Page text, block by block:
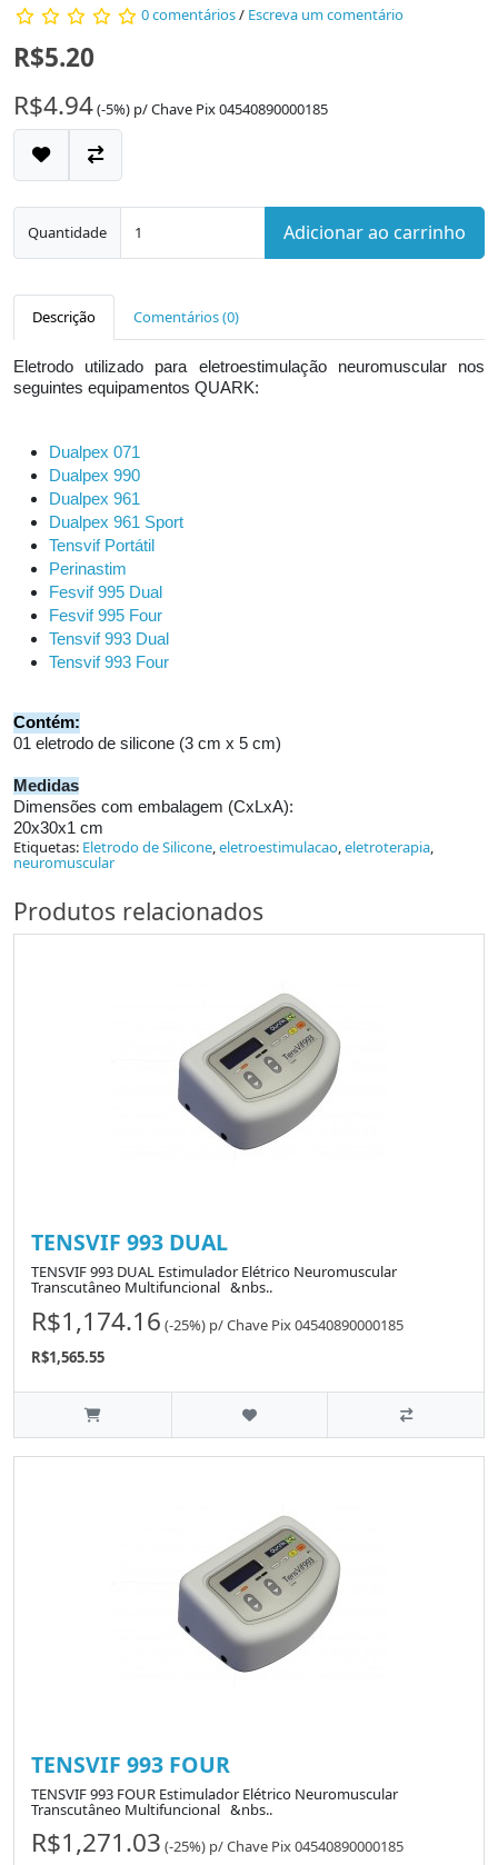
0 comentários/ Escreva um comentário
R$5.20
R$4.94(-5%) p/Chave Pix 04540890000185
Quantidade Adicionar ao carrinho
Descrição Comentários (0)
Eletrodo utilizado para eletroestimulação neuromuscular nos
seguintes equipamentos QUARK:
Dualpex 071
Dualpex 990
Dualpex 961
Dualpex 961 Sport
Tensvif Portátil
Perinastim
Fesvif 995 Dual
Fesvif 995 Four
Tensvif 993 Dual
Tensvif 993 Four
Contém:
01 eletrodo de silicone (3 cm x 5 cm)
Medidas
Dimensões com embalagem (CxLxA):
20x30x1 cm
Etiquetas: Eletrodo de Silicone,eletroestimulacao,eletroterapia,
neuromuscular
Produtos relacionados
TENSVIF 993 DUAL
TENSVIF 993 DUAL Estimulador Elétrico Neuromuscular
Transcutâneo Multifuncional &nbs..
R$1,174.16 (-25%) p/Chave Pix 04540890000185
R$1,565.55
TENSVIF 993 FOUR
TENSVIF 993 FOUR Estimulador Elétrico Neuromuscular
Transcutâneo Multifuncional &nbs..
R$1,271.03 (-25%) p/Chave Pix 04540890000185